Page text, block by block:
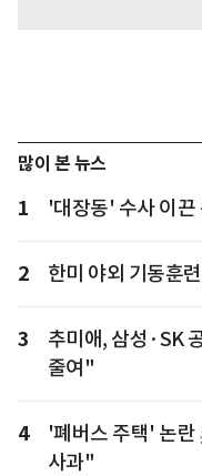
많이 본 뉴스
1 '대장동' 수사 이끈
2 한미 야외 기동훈
3
추미애, 삼성·SK
줄여"
4
'폐버스 주택' 논란
사과"